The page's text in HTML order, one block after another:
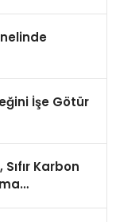
İşe Götür
Karbon